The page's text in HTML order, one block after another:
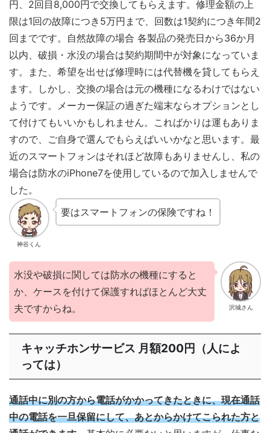
円、2回目8,000円で交換してもらえます。修理金額の上
限は1回の故障につき5万円まで、回数は1契約につき年間2
回までです。自然故障の場合 各製品の発売日から36か月
以内、破損・水没の場合は契約期間中が対象になっていま
す。また、希望を出せば修理時には代替機を貸してもらえ
ます。しかし、交換の場合は元の機種になるわけではない
ようです。メーカー保証の過ぎた端末ならオプションとし
て付けてもいいかもしれません。こればかりは運もありま
すので、ご自身で選んでもらえばいいかなと思います。最
近のスマートフォンはそれほど故障もありませんし、私の
場合は防水のiPhone7を使用しているので加入しませんで
した。
神谷くん
要はスマートフォンの保険ですね！
沢城さん
水没や破損に関しては防水の機種にすると
か、ケースを付けて保護すればほとんど大丈
夫ですからね。
キャッチホンサービス 月額200円（人によ
っては）
通話中に別の方から電話がかかってきたときに、現在通話
中の電話を一旦保留にして、あとからかけてこられた方と